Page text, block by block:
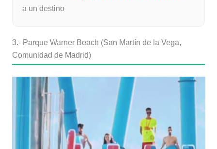
a un destino
3.- Parque Warner Beach (San Martín de la Vega,
Comunidad de Madrid)